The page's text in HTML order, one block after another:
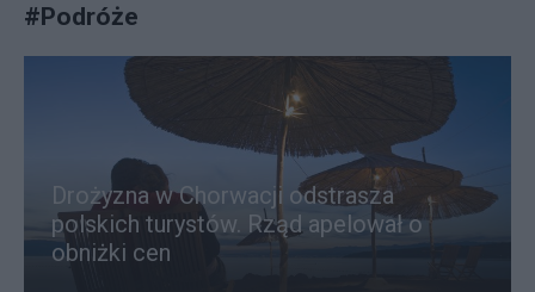
#Podróże
Drożyzna w Chorwacji odstrasza
polskich turystów. Rząd apelował o
obniżki cen